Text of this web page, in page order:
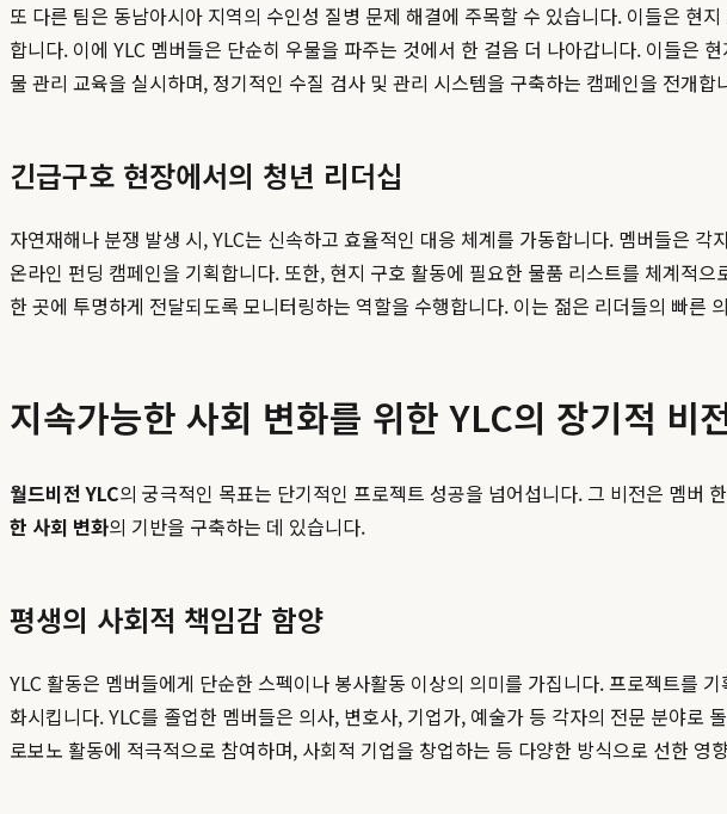
또 다른 팀은 동남아시아 지역의 수인성 질병 문제 해결에 주목할 수 있습니다. 이들은 현
합니다. 이에 YLC 멤버들은 단순히 우물을 파주는 것에서 한 걸음 더 나아갑니다. 이들은
물 관리 교육을 실시하며, 정기적인 수질 검사 및 관리 시스템을 구축하는 캠페인을 전개
긴급구호 현장에서의 청년 리더십
자연재해나 분쟁 발생 시, YLC는 신속하고 효율적인 대응 체계를 가동합니다. 멤버들은
온라인 펀딩 캠페인을 기획합니다. 또한, 현지 구호 활동에 필요한 물품 리스트를 체계적
한 곳에 투명하게 전달되도록 모니터링하는 역할을 수행합니다. 이는 젊은 리더들의 빠른
지속가능한 사회 변화를 위한 YLC의 장기적 비
월드비전 YLC의 궁극적인 목표는 단기적인 프로젝트 성공을 넘어섭니다. 그 비전은 멤버
한 사회 변화의 기반을 구축하는 데 있습니다.
평생의 사회적 책임감 함양
YLC 활동은 멤버들에게 단순한 스펙이나 봉사활동 이상의 의미를 가집니다. 프로젝트를
화시킵니다. YLC를 졸업한 멤버들은 의사, 변호사, 기업가, 예술가 등 각자의 전문 분야
로보노 활동에 적극적으로 참여하며, 사회적 기업을 창업하는 등 다양한 방식으로 선한